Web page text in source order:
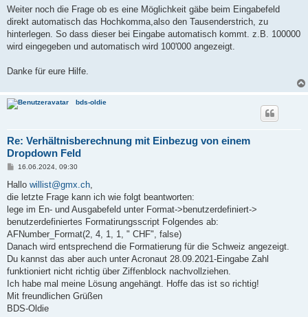
Weiter noch die Frage ob es eine Möglichkeit gäbe beim Eingabefeld
direkt automatisch das Hochkomma,also den Tausenderstrich, zu
hinterlegen. So dass dieser bei Eingabe automatisch kommt. z.B. 100000
wird eingegeben und automatisch wird 100'000 angezeigt.
Danke für eure Hilfe.
bds-oldie
Re: Verhältnisberechnung mit Einbezug von einem
Dropdown Feld
B
i
r
a
g
16.06.2024, 09:30
Hallo willist@gmx.ch
die letzte Frage kann ich wie folgt beantworten:
lege im En- und Ausgabefeld unter Format->benutzerdefiniert->
benutzerdefiniertes Formatirungsscript Folgendes ab:
AFNumber_Format(2, 4, 1, 1, " CHF", false)
Danach wird entsprechend die Formatierung für die Schweiz angezeigt.
Du kannst das aber auch unter Acronaut 28.09.2021-Eingabe Zahl
funktioniert nicht richtig über Ziffenblock nachvollziehen.
Ich habe mal meine Lösung angehängt. Hoffe das ist so richtig!
Mit freundlichen Grüßen
BDS-Oldie